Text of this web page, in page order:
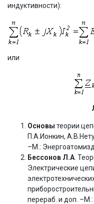
индуктивности):
или
Основы теории
П.А.Ионкин,
–М.:
Бессонов Л.А .
Электрические
перераб. и доп.